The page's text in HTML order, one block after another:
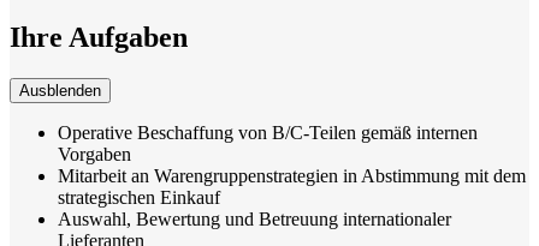
Ihre Aufgaben
Ausblenden
Operative Beschaffung von B/C-Teilen gemäß internen
Vorgaben
Mitarbeit an Warengruppenstrategien in Abstimmung mit dem
strategischen Einkauf
Auswahl, Bewertung und Betreuung internationaler
Lieferanten